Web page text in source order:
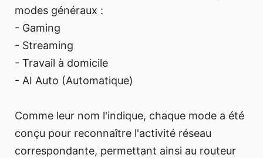
modes généraux :
- Gaming
- Streaming
- Travail à domicile
- AI Auto (Automatique)
Comme leur nom l'indique, chaque mode a été
conçu pour reconnaître l'activité réseau
correspondante, permettant ainsi au routeur